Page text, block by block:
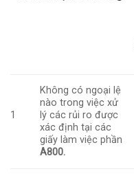
1
Không có ngoại lệ
nào trong việc xử
lý các rủi ro được
xác định tại các
giấy làm việc phần
A800.